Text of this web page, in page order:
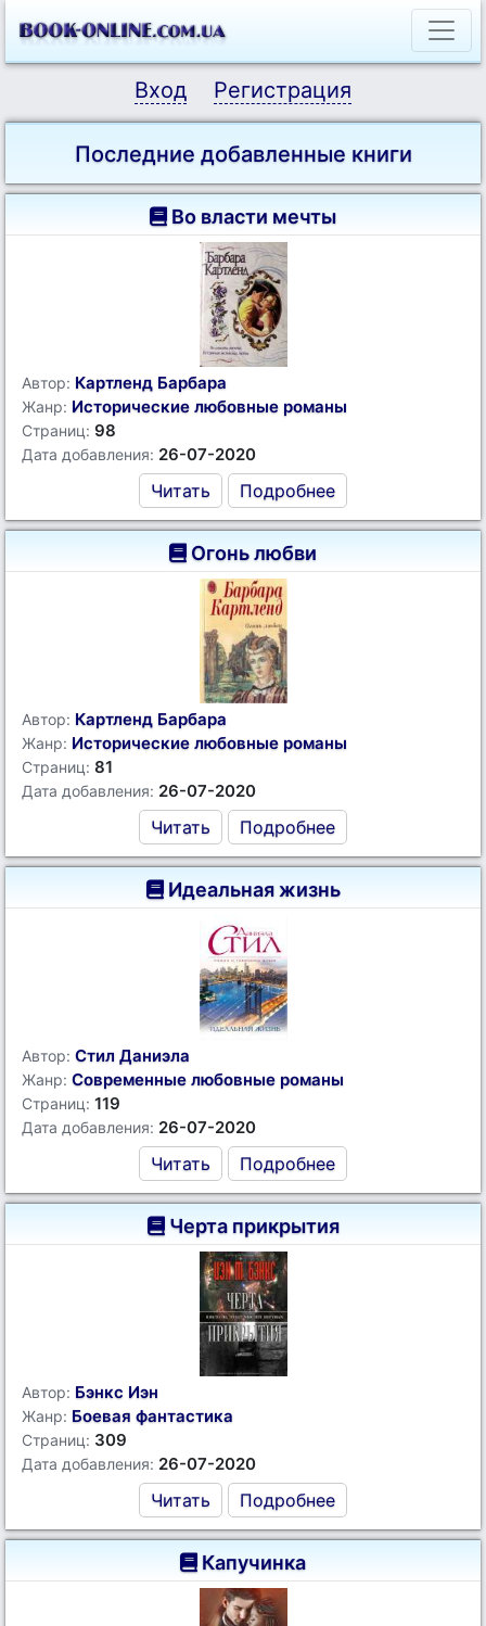
Вход Регистрация
Последние добавленные книги
Во власти мечты
Автор: Картленд Барбара
Жанр: Исторические любовные романы
Страниц: 98
Дата добавления: 26-07-2020
Читать Подробнее
Огонь любви
Автор: Картленд Барбара
Жанр: Исторические любовные романы
Страниц: 81
Дата добавления: 26-07-2020
Читать Подробнее
Идеальная жизнь
Автор: Стил Даниэла
Жанр: Современные любовные романы
Страниц: 119
Дата добавления: 26-07-2020
Читать Подробнее
Черта прикрытия
Автор: Бэнкс Иэн
Жанр: Боевая фантастика
Страниц: 309
Дата добавления: 26-07-2020
Читать Подробнее
Капучинка